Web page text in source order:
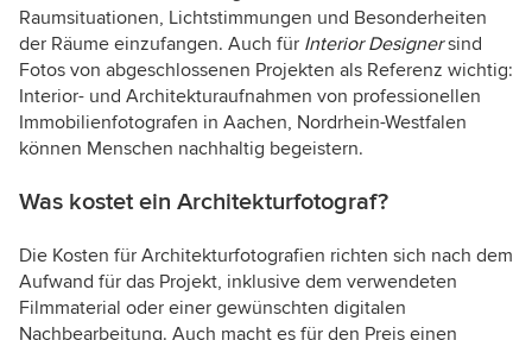
Raumsituationen, Lichtstimmungen und Besonderheiten
der Räume einzufangen. Auch für Interior Designersind
Fotos von abgeschlossenen Projekten als Referenz wichtig:
Interior- und Architekturaufnahmen von professionellen
Immobilienfotografen in Aachen, Nordrhein-Westfalen
können Menschen nachhaltig begeistern.
Was kostet ein Architekturfotograf?
Die Kosten für Architekturfotografien richten sich nach dem
Aufwand für das Projekt, inklusive dem verwendeten
Filmmaterial oder einer gewünschten digitalen
Nachbearbeitung. Auch macht es für den Preis einen